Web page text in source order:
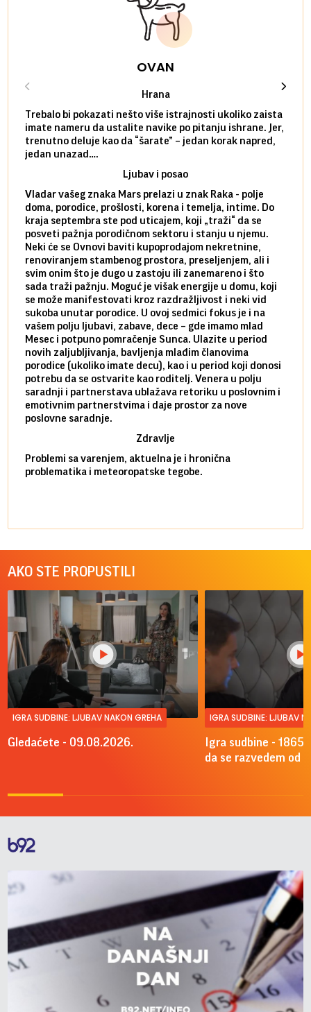
OVAN
Hrana
Trebalo bi pokazati nešto više istrajnosti ukoliko zaista
imate nameru da ustalite navike po pitanju ishrane. Jer,
trenutno deluje kao da “šarate” – jedan korak napred,
jedan unazad….
Ljubav i posao
Vladar vašeg znaka Mars prelazi u znak Raka - polje
doma, porodice, prošlosti, korena i temelja, intime. Do
kraja septembra ste pod uticajem, koji „traži“ da se
posveti pažnja porodičnom sektoru i stanju u njemu.
Neki će se Ovnovi baviti kupoprodajom nekretnine,
renoviranjem stambenog prostora, preseljenjem, ali i
svim onim što je dugo u zastoju ili zanemareno i što
sada traži pažnju. Moguć je višak energije u domu, koji
se može manifestovati kroz razdražljivost i neki vid
sukoba unutar porodice. U ovoj sedmici fokus je i na
vašem polju ljubavi, zabave, dece – gde imamo mlad
Mesec i potpuno pomračenje Sunca. Ulazite u period
novih zaljubljivanja, bavljenja mlađim članovima
porodice (ukoliko imate decu), kao i u period koji donosi
potrebu da se ostvarite kao roditelj. Venera u polju
saradnji i partnerstava ublažava retoriku u poslovnim i
emotivnim partnerstvima i daje prostor za nove
poslovne saradnje.
Zdravlje
Problemi sa varenjem, aktuelna je i hronična
problematika i meteoropatske tegobe.
AKO STE PROPUSTILI
IGRA SUDBINE: LJUBAV NAKON GREHA
Gledaćete - 09.08.2026.
IGRA SUDBINE: LJUBAV
Igra sudbine - 1865.
da se razvedem od